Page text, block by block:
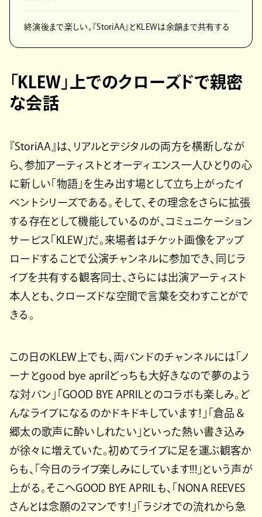
終演後まで楽しい。『StoriAA』とKLEWは余韻まで共有する
「KLEW」上でのクローズドで親密
な会話
『StoriAA』は、リアルとデジタルの両方を横断しなが
ら、参加アーティストとオーディエンス一人ひとりの心
に新しい「物語」を生み出す場として立ち上がったイ
ベントシリーズである。そして、その理念をさらに拡張
する存在として機能しているのが、コミュニケーション
サービス「KLEW」だ。来場者はチケット画像をアップ
ロードすることで公演チャンネルに参加でき、同じラ
イブを共有する観客同士、さらには出演アーティスト
本人とも、クローズドな空間で言葉を交わすことがで
きる。
この日のKLEW上でも、両バンドのチャンネルには「ノ
ーナとgood bye aprilどっちも大好きなので夢のよう
な対バン」「GOOD BYE APRILとのコラボも楽しみ。ど
んなライブになるのかドキドキしています！」「倉品＆
郷太の歌声に酔いしれたい」といった熱い書き込み
が徐々に増えていた。初めてライブに足を運ぶ観客か
らも、「今日のライブ楽しみにしています!!!」という声が
上がる。そこへGOOD BYE APRILも、「NONA REEVES
さんとは念願の2マンです！」「ラジオでの流れから急